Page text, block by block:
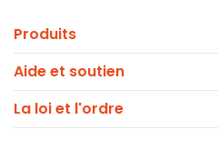
Produits
Aide et soutien
La loi et l'ordre